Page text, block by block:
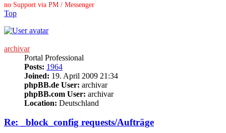
no Support via PM / Messenger
Top
archivar
Portal Professional
Posts: 1964
Joined: 19. April 2009 21:34
phpBB.de User: archivar
phpBB.com User: archivar
Location: Deutschland
Re: _block_config requests/Aufträge